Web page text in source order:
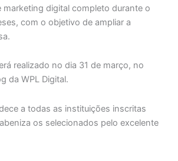
digital completo durante o
com o objetivo de ampliar a
realizado no dia 31 de março, no
da WPL Digital.
a todas as instituições inscritas
os selecionados pelo excelente